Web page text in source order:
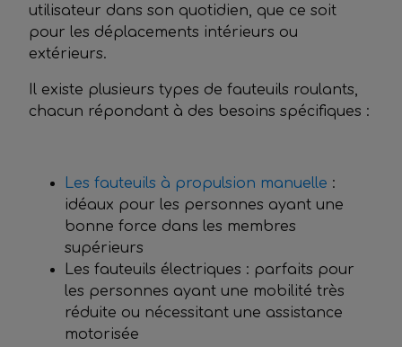
utilisateur dans son quotidien, que ce soit
pour les déplacements intérieurs ou
extérieurs.
Il existe plusieurs types de fauteuils roulants,
chacun répondant à des besoins spécifiques :
Les fauteuils à propulsion manuelle :
idéaux pour les personnes ayant une
bonne force dans les membres
supérieurs
Les fauteuils électriques : parfaits pour
les personnes ayant une mobilité très
réduite ou nécessitant une assistance
motorisée